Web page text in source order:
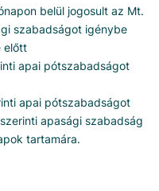
belül jogosult az Mt.
szabadságot igénybe
előtt
apai pótszabadságot
apai pótszabadságot
apasági szabadság
tartamára.